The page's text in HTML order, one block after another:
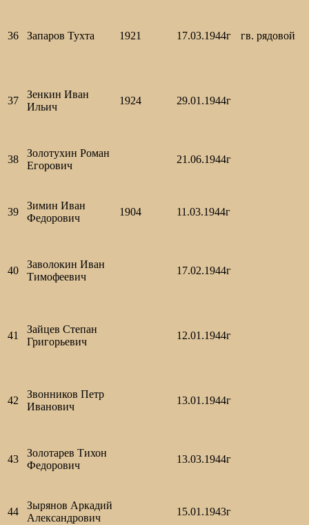
36 Запаров Тухта 1921 17.03.1944г гв. рядовой
37
Зенкин Иван
Ильич
1924 29.01.1944г
38
Золотухин Роман
Егорович
21.06.1944г
39
Зимин Иван
Федорович
1904 11.03.1944г
40
Заволокин Иван
Тимофеевич
17.02.1944г
41
Зайцев Степан
Григорьевич
12.01.1944г
42
Звонников Петр
Иванович
13.01.1944г
43
Золотарев Тихон
Федорович
13.03.1944г
44
Зырянов Аркадий
Александрович
15.01.1943г